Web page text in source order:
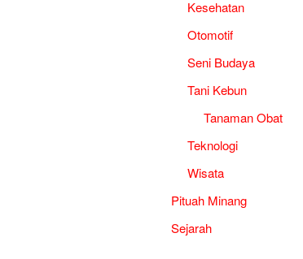
Kesehatan
Otomotif
Seni Budaya
Tani Kebun
Tanaman Obat
Teknologi
Wisata
Pituah Minang
Sejarah